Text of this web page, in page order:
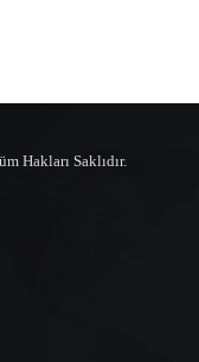
Hakları Saklıdır.